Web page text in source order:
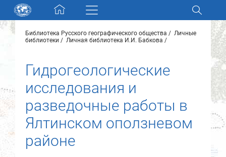
Skip navigation
Разделы и коллекции
Электронный каталог
Новости
О нас
Найти
Библиотека Русского географического общества
Личные
библиотеки
Личная библиотека И.И. Бабкова
Гидрогеологические
исследования и
разведочные работы в
Ялтинском оползневом
районе